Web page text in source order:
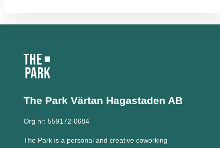
The Park Värtan Hagastaden AB
Org nr: 559172-0684
The Park is a personal and creative coworking